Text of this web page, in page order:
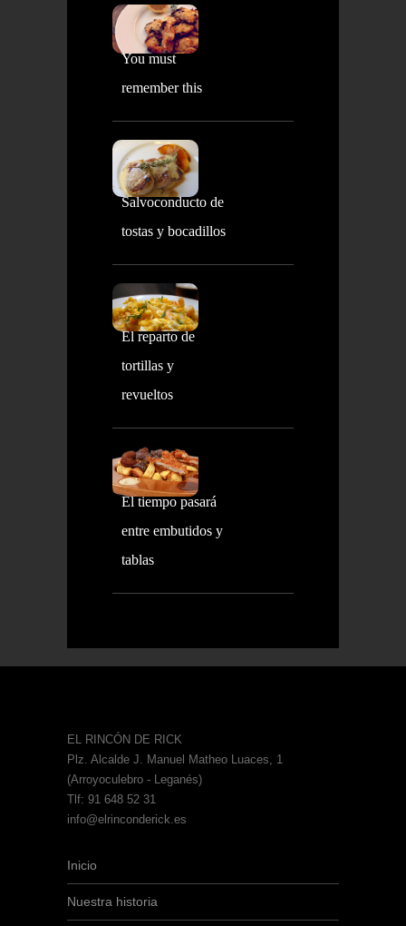
You must
remember this
Salvoconducto de
tostas y bocadillos
El reparto de
tortillas y
revueltos
El tiempo pasará
entre embutidos y
tablas
EL RINCÓN DE RICK
Plz. Alcalde J. Manuel Matheo Luaces, 1
(Arroyoculebro - Leganés)
Tlf: 91 648 52 31
info@elrinconderick.es
Inicio
Nuestra historia